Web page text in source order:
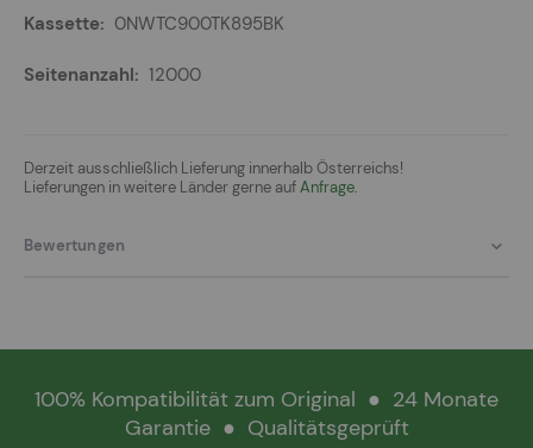
0NWTC900TK895BK
12000
Derzeit ausschließlich Lieferung innerhalb Österreichs!
Lieferungen in weitere Länder gerne aufAnfrage.
Bewertungen
100% Kompatibilität zum Original ● 24 Monate
Garantie ● Qualitätsgeprüft